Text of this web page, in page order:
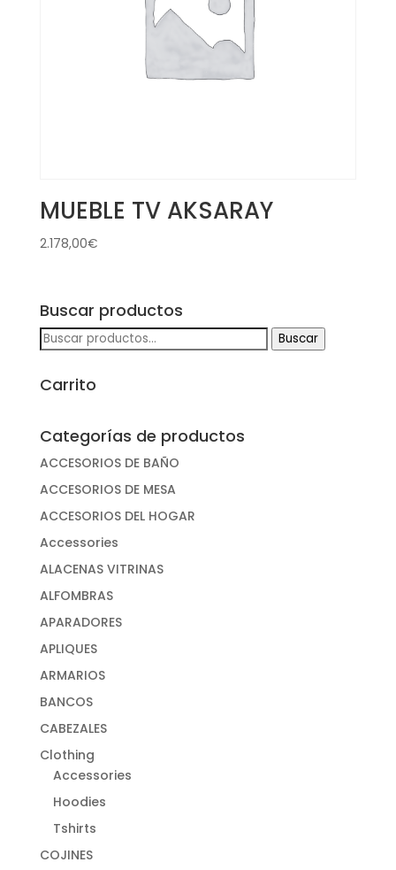
MUEBLE TV AKSARAY
2.178,00€
Buscar productos
Buscar
Buscar
Carrito
Categorías de productos
ACCESORIOS DE BAÑO
ACCESORIOS DE MESA
ACCESORIOS DEL HOGAR
Accessories
ALACENAS VITRINAS
ALFOMBRAS
APARADORES
APLIQUES
ARMARIOS
BANCOS
CABEZALES
Clothing
Accessories
Hoodies
Tshirts
COJINES